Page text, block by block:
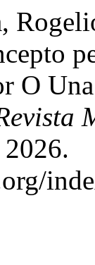
O